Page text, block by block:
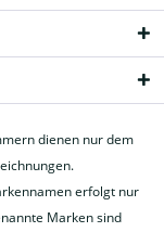
dienen nur dem
erfolgt nur
Marken sind